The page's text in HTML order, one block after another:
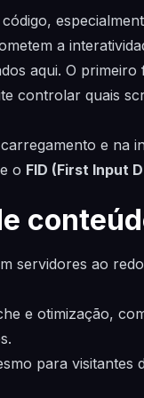
a
aqui. O
controlar quais
e na
e o FID (First Input
servidores ao
e otimização,
para visitantes